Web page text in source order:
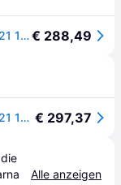
Goodyear Eagle F1 Supersport ( 255/45 R21 106Y XL NE0 ) - schwarz€ 288,49
Goodyear Eagle F1 Supersport ( 255/45 R21 106Y XL NE0 ) € 297,37
Alle anzeigen